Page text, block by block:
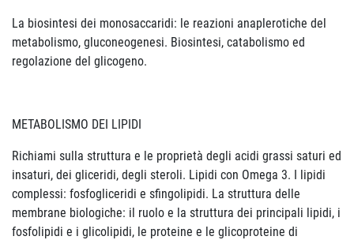
La biosintesi dei monosaccaridi: le reazioni anaplerotiche del
metabolismo, gluconeogenesi. Biosintesi, catabolismo ed
regolazione del glicogeno.
METABOLISMO DEI LIPIDI
Richiami sulla struttura e le proprietà degli acidi grassi saturi ed
insaturi, dei gliceridi, degli steroli. Lipidi con Omega 3. I lipidi
complessi: fosfogliceridi e sfingolipidi. La struttura delle
membrane biologiche: il ruolo e la struttura dei principali lipidi, i
fosfolipidi e i glicolipidi, le proteine e le glicoproteine di